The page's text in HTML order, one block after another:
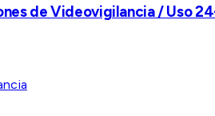
de Videovigilancia / Uso